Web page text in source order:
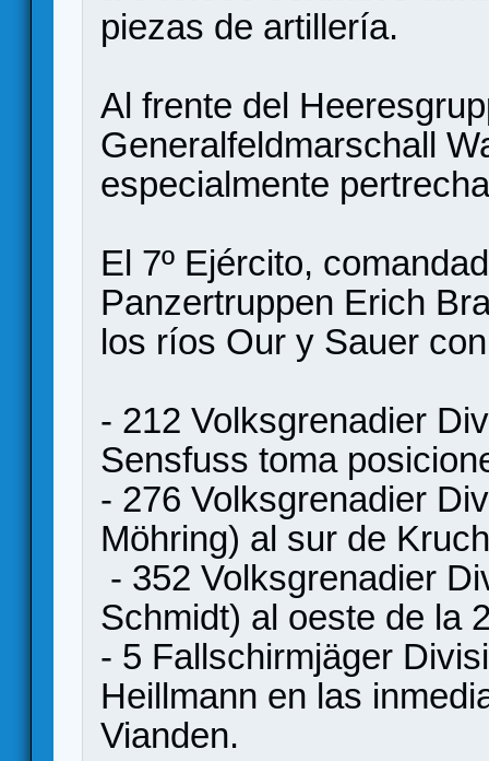
piezas de artillería.
Al frente del
Generalfeldmarschall
especialmente
El 7º Ejército,
Panzertruppen Erich
los ríos Our y Sauer
- 212 Volksgrenadier
Sensfuss toma
- 276 Volksgrenadier
Möhring) al sur de
- 352 Volksgrenadier
Schmidt) al oeste de la
- 5 Fallschirmjäger
Heillmann en las
Vianden.